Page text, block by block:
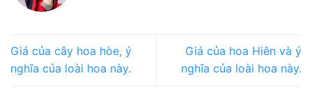
Giá của cây hoa hòe, ý
nghĩa của loài hoa này.
Giá của hoa Hiên và ý
nghĩa của loài hoa này.